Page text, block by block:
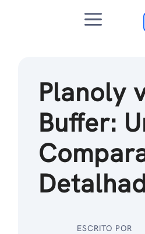
Planoly
Buffer:
ESCRITO POR